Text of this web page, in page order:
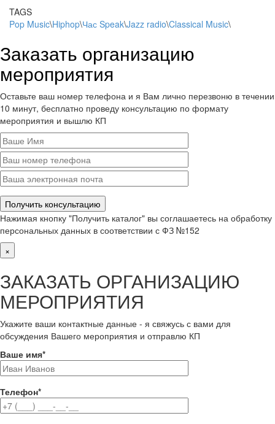
TAGS
Pop Music\Hiphop\Час Speak\Jazz radio\Classical Music\
Заказать организацию
мероприятия
Оставьте ваш номер телефона и я Вам лично перезвоню в течении
10 минут, бесплатно проведу консультацию по формату
мероприятия и вышлю КП
Нажимая кнопку "Получить каталог" вы соглашаетесь на обработку
персональных данных в соответствии с ФЗ №152
×
ЗАКАЗАТЬ ОРГАНИЗАЦИЮ
МЕРОПРИЯТИЯ
Укажите ваши контактные данные - я свяжусь с вами для
обсуждения Вашего мероприятия и отправлю КП
Ваше имя*
Телефон*